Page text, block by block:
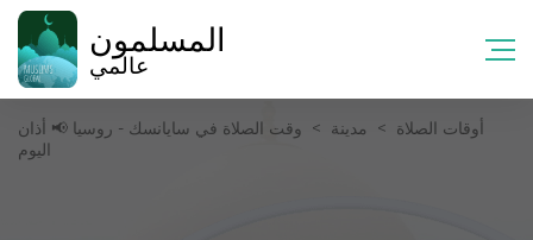
المسلمون
عالمي
أوقات الصلاة > مدينة > وقت الصلاة في سايانسك - روسيا 📢 أذان
اليوم